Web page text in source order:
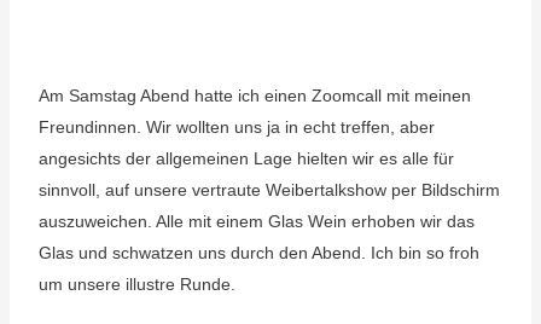
Am Samstag Abend hatte ich einen Zoomcall mit meinen
Freundinnen. Wir wollten uns ja in echt treffen, aber
angesichts der allgemeinen Lage hielten wir es alle für
sinnvoll, auf unsere vertraute Weibertalkshow per Bildschirm
auszuweichen. Alle mit einem Glas Wein erhoben wir das
Glas und schwatzen uns durch den Abend. Ich bin so froh
um unsere illustre Runde.